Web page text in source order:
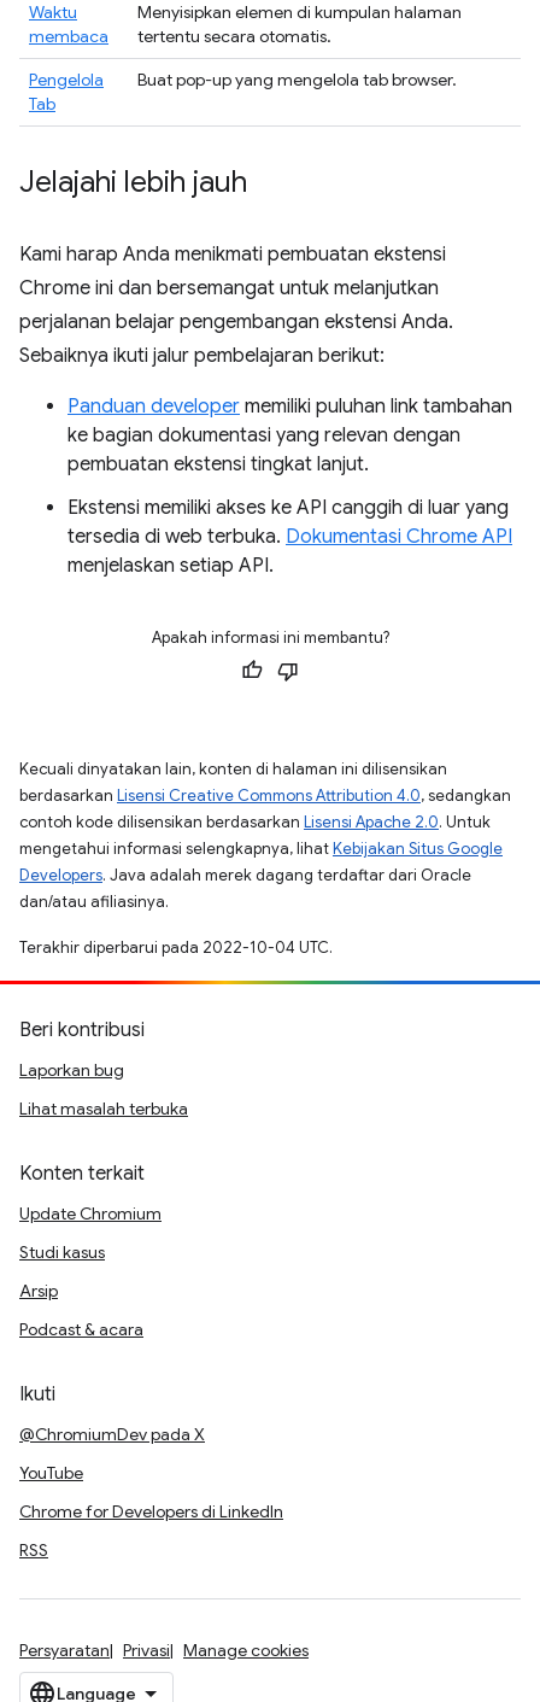
Waktu
membaca
Menyisipkan elemen di kumpulan halaman
tertentu secara otomatis.
Pengelola
Tab
Buat pop-up yang mengelola tab browser.
Jelajahi lebih jauh
Kami harap Anda menikmati pembuatan ekstensi
Chrome ini dan bersemangat untuk melanjutkan
perjalanan belajar pengembangan ekstensi Anda.
Sebaiknya ikuti jalur pembelajaran berikut:
Panduan developer memiliki puluhan link tambahan
ke bagian dokumentasi yang relevan dengan
pembuatan ekstensi tingkat lanjut.
Ekstensi memiliki akses ke API canggih di luar yang
tersedia di web terbuka. Dokumentasi Chrome API
menjelaskan setiap API.
Apakah informasi ini membantu?
Kecuali dinyatakan lain, konten di halaman ini dilisensikan
berdasarkan Lisensi Creative Commons Attribution 4.0, sedangkan
contoh kode dilisensikan berdasarkan Lisensi Apache 2.0. Untuk
mengetahui informasi selengkapnya, lihatKebijakan Situs Google
Developers. Java adalah merek dagang terdaftar dari Oracle
dan/atau afiliasinya.
Terakhir diperbarui pada 2022-10-04 UTC.
Beri kontribusi
Laporkan bug
Lihat masalah terbuka
Konten terkait
Update Chromium
Studi kasus
Arsip
Podcast & acara
Ikuti
@ChromiumDev pada X
YouTube
Chrome for Developers di LinkedIn
RSS
Persyaratan Privasi Manage cookies